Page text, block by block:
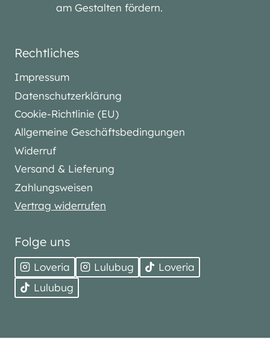
am Gestalten fördern.
Rechtliches
Impressum
Datenschutzerklärung
Cookie-Richtlinie (EU)
Allgemeine Geschäftsbedingungen
Widerruf
Versand & Lieferung
Zahlungsweisen
Vertrag widerrufen
Folge uns
Loveria Lulubug
Loveria
Lulubug